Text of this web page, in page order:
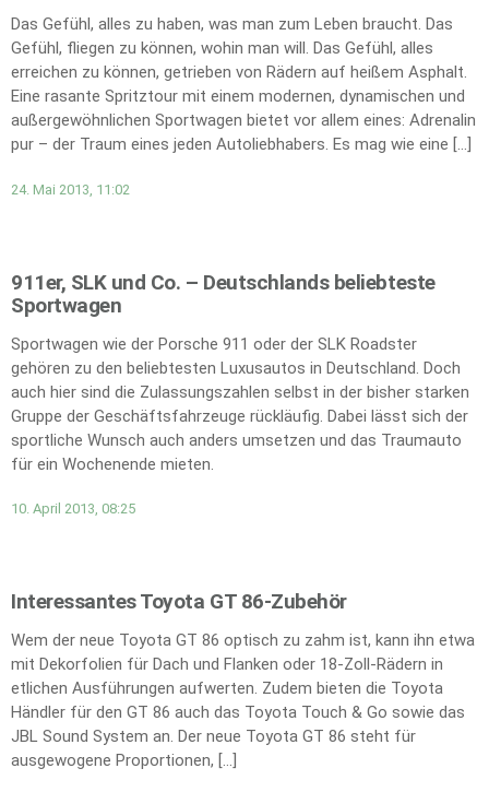
Das Gefühl, alles zu haben, was man zum Leben braucht. Das
Gefühl, fliegen zu können, wohin man will. Das Gefühl, alles
erreichen zu können, getrieben von Rädern auf heißem Asphalt.
Eine rasante Spritztour mit einem modernen, dynamischen und
außergewöhnlichen Sportwagen bietet vor allem eines: Adrenalin
pur – der Traum eines jeden Autoliebhabers. Es mag wie eine […]
24. Mai 2013, 11:02
911er, SLK und Co. – Deutschlands beliebteste
Sportwagen
Sportwagen wie der Porsche 911 oder der SLK Roadster
gehören zu den beliebtesten Luxusautos in Deutschland. Doch
auch hier sind die Zulassungszahlen selbst in der bisher starken
Gruppe der Geschäftsfahrzeuge rückläufig. Dabei lässt sich der
sportliche Wunsch auch anders umsetzen und das Traumauto
für ein Wochenende mieten.
10. April 2013, 08:25
Interessantes Toyota GT 86-Zubehör
Wem der neue Toyota GT 86 optisch zu zahm ist, kann ihn etwa
mit Dekorfolien für Dach und Flanken oder 18-Zoll-Rädern in
etlichen Ausführungen aufwerten. Zudem bieten die Toyota
Händler für den GT 86 auch das Toyota Touch & Go sowie das
JBL Sound System an. Der neue Toyota GT 86 steht für
ausgewogene Proportionen, […]